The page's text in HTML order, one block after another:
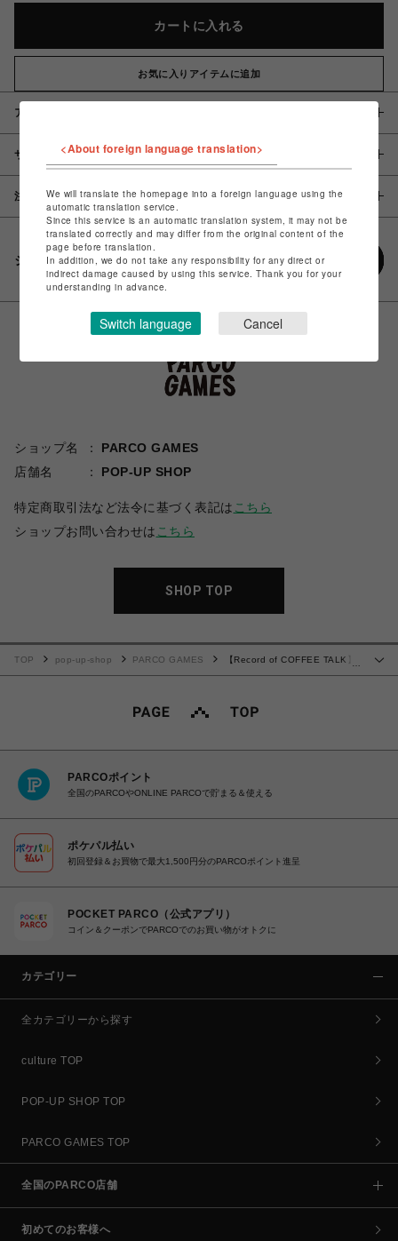
カートに入れる
お気に入りアイテムに追加
アイテム説明 / 素材
サイズ
注意事項
シェアする
ショップ名
PARCO GAMES
店舗名
POP-UP SHOP
特定商取引法など法令に基づく表記は こちら
ショップお問い合わせは こちら
SHOP TOP
…
TOP pop-up-shop PARCO GAMES
【Record of COFFEE TALK】
PARCOポイント
全国のPARCOやONLINE PARCOで貯まる＆使える
ポケパル払い
初回登録＆お買物で最大1,500円分のPARCOポイント進呈
POCKET PARCO（公式アプリ）
コイン＆クーポンでPARCOでのお買い物がオトクに
カテゴリー
全カテゴリーから探す
culture TOP
POP-UP SHOP TOP
PARCO GAMES TOP
全国のPARCO店舗
初めてのお客様へ
<About foreign language translation>
We will translate the homepage into a foreign language using the
automatic translation service.
Since this service is an automatic translation system, it may not be
translated correctly and may differ from the original content of the
page before translation.
In addition, we do not take any responsibility for any direct or
indirect damage caused by using this service. Thank you for your
understanding in advance.
Switch language Cancel